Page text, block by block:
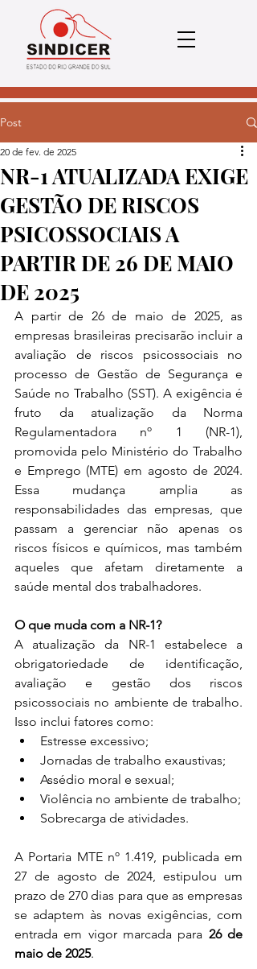
Post
NR-1 ATUALIZADA EXIGE
GESTÃO DE RISCOS
PSICOSSOCIAIS A
PARTIR DE 26 DE MAIO
DE 2025
20 de fev. de 2025
A partir de 26 de maio de 2025, as
empresas brasileiras precisarão incluir a
avaliação de riscos psicossociais no
processo de Gestão de Segurança e
Saúde no Trabalho (SST). A exigência é
fruto da atualização da Norma
Regulamentadora nº 1 (NR-1),
promovida pelo Ministério do Trabalho
e Emprego (MTE) em agosto de 2024.
Essa mudança amplia as
responsabilidades das empresas, que
passam a gerenciar não apenas os
riscos físicos e químicos, mas também
aqueles que afetam diretamente a
saúde mental dos trabalhadores.
O que muda com a NR-1?
A atualização da NR-1 estabelece a
obrigatoriedade de identificação,
avaliação e gestão dos riscos
psicossociais no ambiente de trabalho.
Isso inclui fatores como:
Estresse excessivo;
Jornadas de trabalho exaustivas;
Assédio moral e sexual;
Violência no ambiente de trabalho;
Sobrecarga de atividades.
A Portaria MTE nº 1.419, publicada em
27 de agosto de 2024, estipulou um
prazo de 270 dias para que as empresas
se adaptem às novas exigências, com
entrada em vigor marcada para 26 de
maio de 2025.